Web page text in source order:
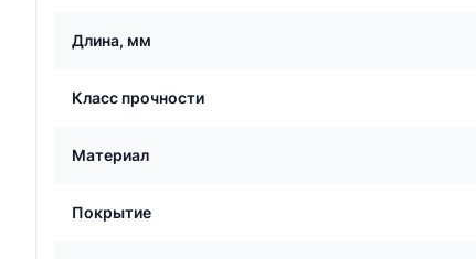
Длина, мм
Класс прочности
Материал
Покрытие